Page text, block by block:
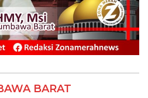
BARAT